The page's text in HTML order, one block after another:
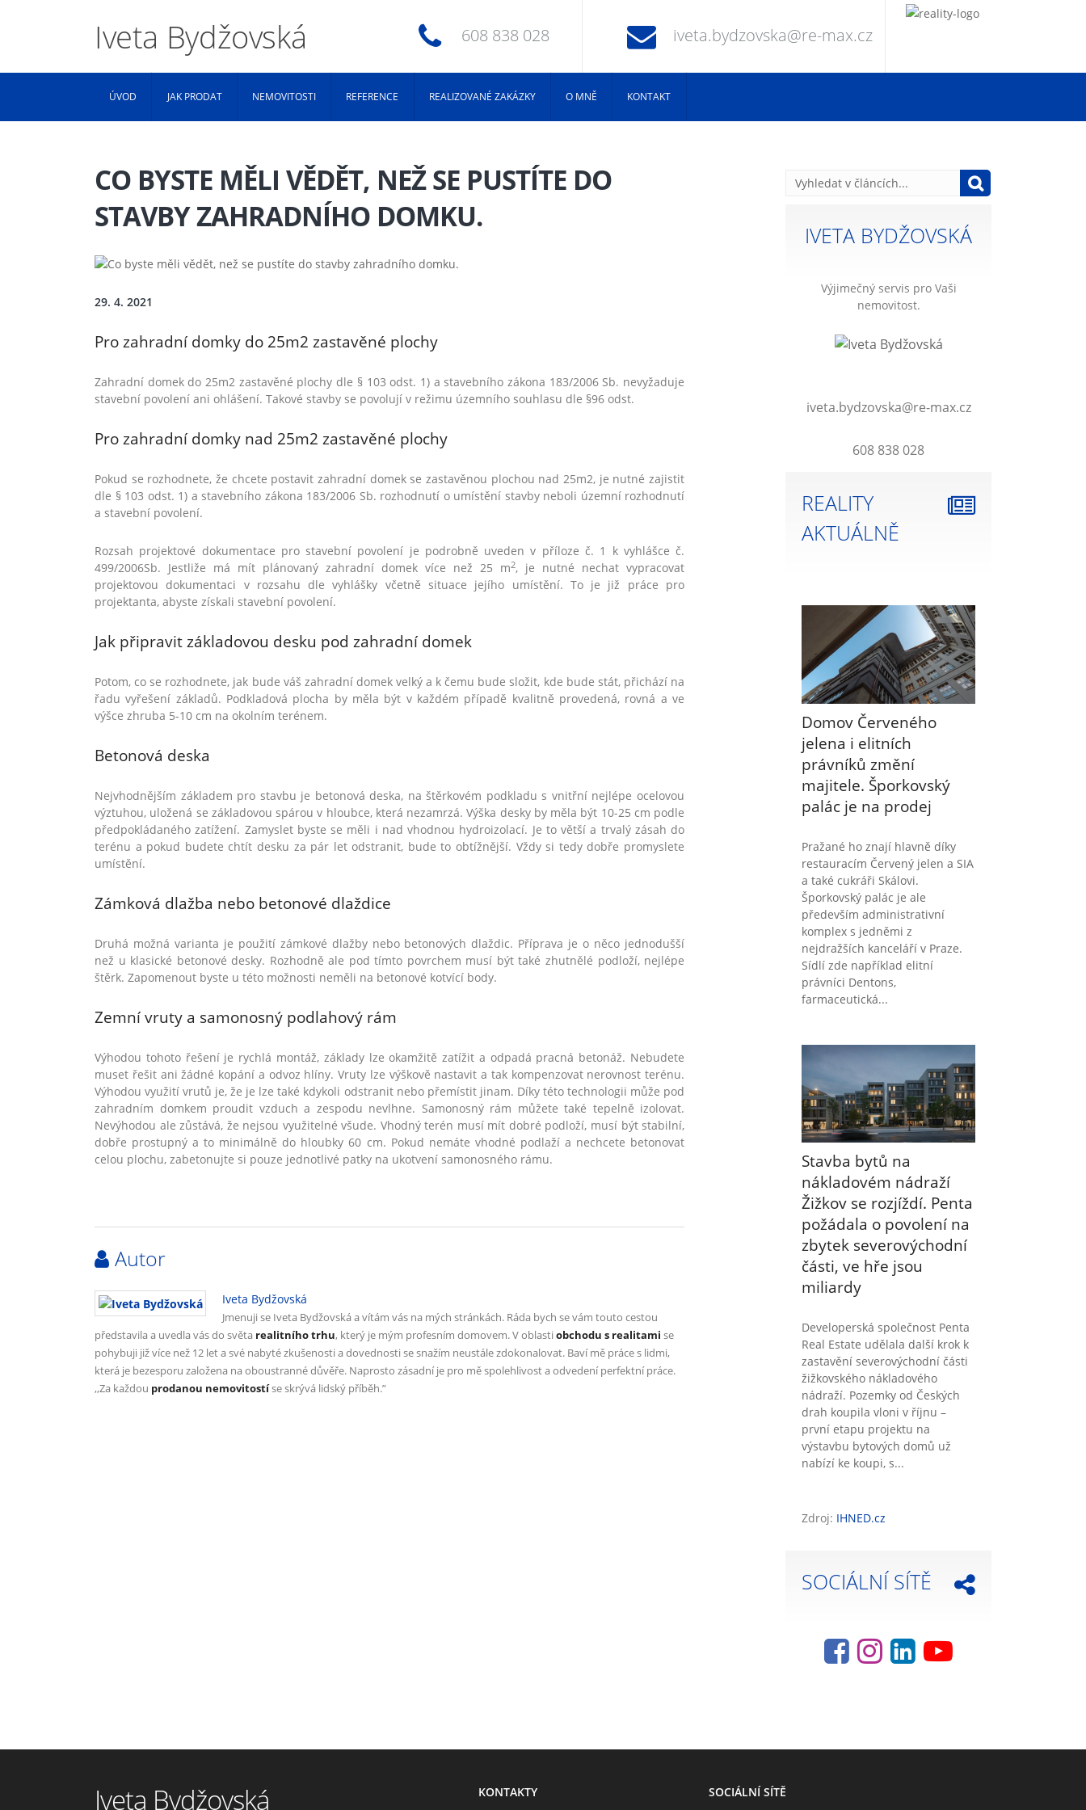
Iveta Bydžovská 608 838 028 iveta.bydzovska@re-max.cz
ÚVOD JAK PRODAT NEMOVITOSTI REFERENCE REALIZOVANÉ ZAKÁZKY O MNĚ KONTAKT
CO BYSTE MĚLI VĚDĚT, NEŽ SE PUSTÍTE DO
STAVBY ZAHRADNÍHO DOMKU.
29. 4. 2021
Pro zahradní domky do 25m2 zastavěné plochy
Zahradní domek do 25m2 zastavěné plochy dle § 103 odst. 1) a stavebního zákona 183/2006 Sb. nevyžaduje
stavební povolení ani ohlášení. Takové stavby se povolují v režimu územního souhlasu dle §96 odst.
Pro zahradní domky nad 25m2 zastavěné plochy
Pokud se rozhodnete, že chcete postavit zahradní domek se zastavěnou plochou nad 25m2, je nutnézajistit
dle § 103 odst. 1) a stavebního zákona 183/2006 Sb. rozhodnutí o umístění stavby neboli územní rozhodnutí
a stavební povolení.
Rozsah projektové dokumentace pro stavební povolení je podrobně uveden v příloze č. 1 k vyhlášce č.
499/2006Sb. Jestliže má mít plánovaný zahradní domek více než 25 m2, je nutné nechat vypracovat
projektovou dokumentaci v rozsahu dle vyhlášky včetně situace jejího umístění. To je již práce pro
projektanta, abyste získali stavební povolení.
Jak připravit základovou desku pod zahradní domek
Potom, co se rozhodnete, jak bude váš zahradní domek velký a k čemu bude složit, kde bude stát, přichází na
řadu vyřešení základů. Podkladová plocha by měla být v každém případě kvalitně provedená, rovná a ve
výšce zhruba 5-10 cm na okolním terénem.
Betonová deska
Nejvhodnějším základem pro stavbu je betonová deska, na štěrkovém podkladu s vnitřní nejlépe ocelovou
výztuhou, uložená se základovou spárou v hloubce, která nezamrzá. Výška desky by měla být 10-25 cm podle
předpokládaného zatížení. Zamyslet byste se měli i nad vhodnou hydroizolací. Je to větší a trvalý zásah do
terénu a pokud budete chtít desku za pár let odstranit, bude to obtížnější. Vždy si tedy dobře promyslete
umístění.
Zámková dlažba nebo betonové dlaždice
Druhá možná varianta je použití zámkové dlažby nebo betonových dlaždic. Příprava je o něco jednodušší
než u klasické betonové desky. Rozhodně ale pod tímto povrchem musí být také zhutnělé podloží, nejlépe
štěrk. Zapomenout byste u této možnosti neměli na betonové kotvící body.
Zemní vruty a samonosný podlahový rám
Výhodou tohoto řešení je rychlá montáž, základy lze okamžitě zatížit a odpadá pracná betonáž. Nebudete
muset řešit ani žádné kopání a odvoz hlíny. Vruty lze výškově nastavit a tak kompenzovat nerovnost terénu.
Výhodou využití vrutů je, že je lze také kdykoli odstranit nebo přemístit jinam. Díky této technologii může pod
zahradním domkem proudit vzduch a zespodu nevlhne. Samonosný rám můžete také tepelně izolovat.
Nevýhodou ale zůstává, že nejsou využitelnévšude. Vhodný terén musí mít dobré podloží, musí být stabilní,
dobře prostupnýa to minimálně do hloubky 60 cm. Pokud nemáte vhodné podlaží a nechcete betonovat
celou plochu, zabetonujte si pouze jednotlivé patky na ukotvení samonosného rámu.
Autor
Iveta Bydžovská
Jmenuji se Iveta Bydžovská a vítám vás na mých stránkách. Ráda bych se vám touto cestou
představila a uvedla vás do světa realitního trhu, který je mým profesním domovem. V oblastiobchodu s realitami se
pohybuji již více než 12 let a své nabyté zkušenosti a dovednosti se snažím neustále zdokonalovat. Baví mě práce s lidmi,
která je bezesporu založena na oboustranné důvěře. Naprosto zásadní je pro mě spolehlivost a odvedení perfektní práce.
,,Za každou prodanou nemovitostíse skrývá lidský příběh.”
IVETA BYDŽOVSKÁ
Výjimečný servis pro Vaši
nemovitost.
iveta.bydzovska@re-max.cz
608 838 028
REALITY
AKTUÁLNĚ
Domov Červeného
jelena i elitních
právníků změní
majitele. Šporkovský
palác je na prodej
Pražané ho znají hlavně díky
restauracím Červený jelen a SIA
a také cukráři Skálovi.
Šporkovský palác je ale
především administrativní
komplex s jedněmi z
nejdražších kanceláří v Praze.
Sídlí zde například elitní
právníci Dentons,
farmaceutická...
Stavba bytů na
nákladovém nádraží
Žižkov se rozjíždí. Penta
požádala o povolení na
zbytek severovýchodní
části, ve hře jsou
miliardy
Developerská společnost Penta
Real Estate udělala další krok k
zastavění severovýchodní části
žižkovského nákladového
nádraží. Pozemky od Českých
drah koupila vloni v říjnu –
první etapu projektu na
výstavbu bytových domů už
nabízí ke koupi, s...
Zdroj: IHNED.cz
SOCIÁLNÍ SÍTĚ
Iveta Bydžovská KONTAKTY SOCIÁLNÍ SÍTĚ